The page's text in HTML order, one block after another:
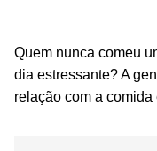
Quem nunca comeu
dia estressante? A
relação com a comida